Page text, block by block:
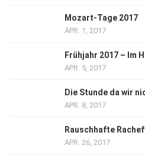
Mozart-Tage 2017
APR. 1, 2017
Frühjahr 2017 – Im
APR. 5, 2017
Die Stunde da wir
APR. 8, 2017
Rauschhafte
APR. 26, 2017